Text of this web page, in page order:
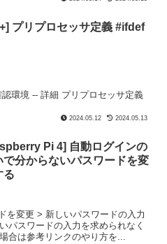
プリプロセッサ定義 #ifdef
環境 -- 詳細 プリプロセッサ定義
2024.05.12 2024.05.13
Pi 4] 自動ログインの
で分からないパスワードを変
る
を変更 > 新しいパスワードの入力
パスワードの入力を求められなく
合は参考リンクのやり方を...